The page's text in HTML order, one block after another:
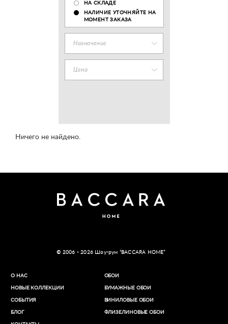
НА СКЛАДЕ
НАЛИЧИЕ УТОЧНЯЙТЕ НА
МОМЕНТ ЗАКАЗА
Назначение
Цена
Ничего не найдено.
© 2006 - 2026 Шоу-рум “BACCARA HOME”
О НАС
НОВЫЕ КОЛЛЕКЦИИ
СОБЫТИЯ
БЛОГ
ОБОИ
БУМАЖНЫЕ ОБОИ
ВИНИЛОВЫЕ ОБОИ​
ФЛИЗЕЛИНОВЫЕ ОБОИ